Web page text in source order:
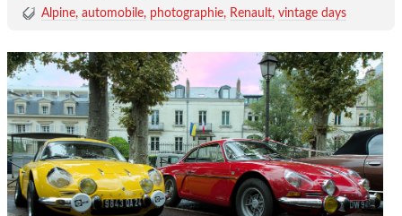
Alpine automobile photographie Renault vintage days